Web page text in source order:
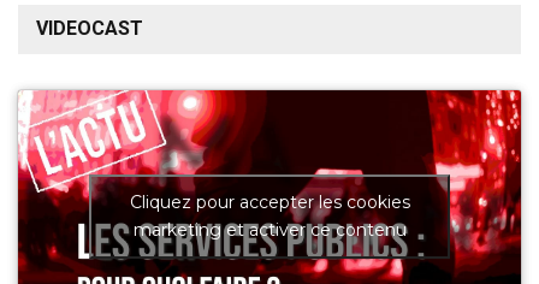
VIDEOCAST
Cliquez pour accepter les cookies
marketing et activer ce contenu